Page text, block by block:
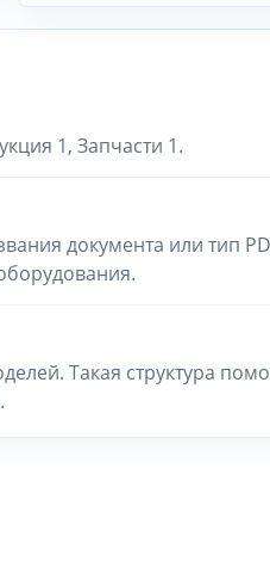
1, Запчасти 1.
документа или тип
Такая структура